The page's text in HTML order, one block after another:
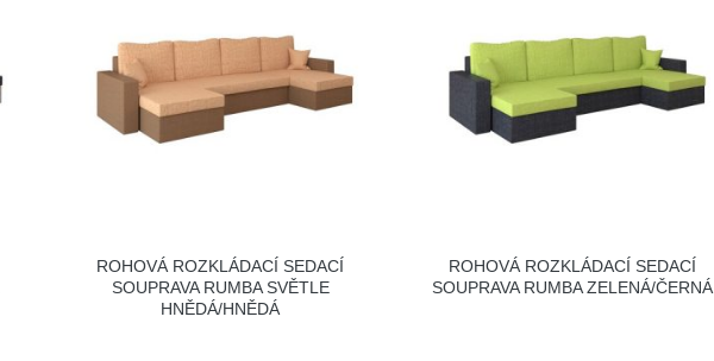
ROHOVÁ ROZKLÁDACÍ SEDACÍ
SOUPRAVA RUMBA SVĚTLE
HNĚDÁ/HNĚDÁ
ROHOVÁ ROZKLÁDACÍ SEDACÍ
SOUPRAVA RUMBA ZELENÁ/ČERNÁ